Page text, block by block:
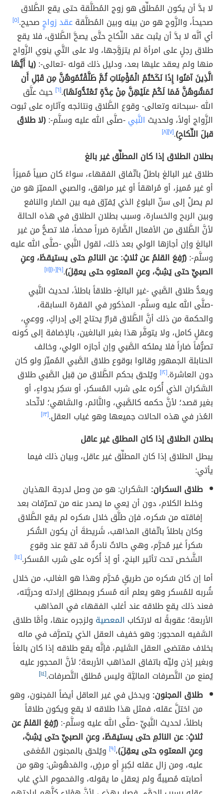
لا بدَّ أن يكون المُطلِّق هو زوج المُطلَّقة حتى يقع الطَّلاق
صحيحاً، والزَّوج هو من بينه وبين المُطلَّقةعقد زواجٍصحيح.[٥]
أي أنَّه لا بدَّ أن يثبت عقد النِّكاح حتَّى يصحَّ الطَّلاق، فلا يقع
طلاق رجلٍ على امرأة لم يتزوَّجها، ولا على التَّي ينوي الزَّواج
منها ولم يعقد عليها بعد، ودليل ذلك قوله -تعالى-:(يا أَيُّهَا
الَّذِينَ آمَنُوا إِذَا نَكَحْتُمُ الْمُؤْمِنَاتِ ثُمَّ طَلَّقْتُمُوهُنَّ مِن قَبْلِ أَن
تَمَسُّوهُنَّ فَمَا لَكُمْ عَلَيْهِنَّ مِنْ عِدَّةٍ تَعْتَدُّونَهَا).[٦]
حيث علَّق
الله -سبحانه وتعالى- وقوع الطَّلاق ونتائجه وآثاره على ثبوت
الزَّواج أولاً، ولحديث النَّبي-صلَّى الله عليه وسلَّم-:(لا طلاقَ
قبلَ النِّكاحِ).[٧] [٨]
بطلان الطلاق إذا كان المطلِّق غير بالغ
طلاق غير البالغ باطلٌ باتّفاق الفقهاء، سواءً كان صبياً مُميزاً
أو غير مُميز، أو مُراهقاً أو غير مراهق، والصبي المميّز هو من
لم يصلْ إلى سنّ البلوغ الذي يُفرّق فيه بين الضار والنافع
وبين الربح والخسارة، وسبب بطلان الطلاق في هذه الحالة
لأنَّ الطَّلاق من الأفعال الضَّارة ضرراً محضاً، فلا تصحُّ من غير
البالغ وإن أجازها الولي بعد ذلك، لقول النَّبي -صلَّى الله عليه
وسلَّم-:(رُفِعَ القلمُ عن ثلاثٍ: عن النائمِ حتى يستيقظَ، وعنِ
الصبيِّ حتى يَشِبَّ، وعنِ المعتوهِ حتى يعقِلَ).[٩] [١٠] [١١]
ويعدُّ طلاق الصَّبي -غير البالغ- طلاقاً باطلاً، لحديث النَّبي
-صلَّى الله عليه وسلَّم- المذكور في الفقرة السابقة،
والحكمة من ذلك أنَّ الطَّلاق قرارٌ يحتاج إلى إدراكٍ، ووعيٍ،
وعقلٍ كامل، ولا يتوفَّر هذا بغير البالغين، بالإضافة إلى كونه
تصرُّفاً ضاراً فلا يملكه الصَّبي وإن أجازه الولي، وخالف
الحنابلة الجمهور وقالوا بوقوع طلاق الصَّبي المُميِّز ولو كان
دون العاشرة.[١٢]
ويُلحق بحكم الطَّلاق من قِبل الصَّبي طلاق
السَّكران الذي أُكره على شرب المُسكر، أو سَكِر بدواءٍ، أو
بغير قصد؛ لأنَّ حكمه كالصَّبي، والنَّائم، والسَّاهي؛ لاتِّحاد
العُذر في هذه الحالات جميعها وهو غياب العقل.[١٣]
بطلان الطلاق إذا كان المطلق غير عاقل
يبطل الطلاق إذا كان المطلِّق غير عاقل، وبيان ذلك فيما
يأتي:
طلاق السكران: السَّكران: هو من وصل لدرجة الهذيان
وخلط الكلام، دون أن يَعي ما يَصدر عنه من تصرّفات بعد
إفاقته من سُكره، فإن طلَّق خلال سُكره لم يقع الطَّلاق
وكان باطلاً باتّفاق المذاهب، شَريطةَ أن يكون السُّكر
سُكراً غير مُحرَّم، وهي حالاتٌ نادرةٌ قد تقع عند وقوع
الشَّخص تحت تأثير البنج، أو إذ أُكره على شرب المُسكر.[١٤]
أما إن كان سُكره من طريقٍ مُحرَّم وهذا هو الغالب، من خلال
شُربه للمُسكر وهو يعلم أنه مُسكر وبمطلق إرادته وحريَّته،
فعند ذلك يقع طلاقه عند أغلب الفقهاء في المذاهب
الأربعة؛ عقوبةً له لارتكاب المعصية ولزجره عنها، وأمَّا طلاق
السَّفيه المحجور: وهو خفيف العقل الذي يتصرَّف في ماله
بخلاف مقتضى العقل السَّليم، فإنَّه يقع طلاقه إذا كان بالغاً
وبغير إذن وليِّه باتفاق المذاهب الأربعة؛ لأنَّ المحجور عليه
يُمنع من التَّصرفات الماليَّة وليس مُطلق التَّصرفات.[١٤]
طلاق المجنون: ويدخل في غير العاقل أيضاً المَجنون، وهو
من اختلَّ عقله، فمثل هذا طلاقه لا يقع ويكون طلاقاً
باطلاً، لحديث النَّبيِّ -صلَّى الله عليه وسلَّم-:(رُفِعَ القلمُ عن
ثلاثٍ: عن النائمِ حتى يستيقظَ، وعنِ الصبيِّ حتى يَشِبَّ،
وعنِ المعتوهِ حتى يعقِلَ)،[٩] ويُلحق بالمجنون المُغمَى
عليه، ومن زال عقله لكِبرٍ أو مرضٍ، والمَدهُوش: وهو من
أصابته مُصيبةٌ ولم يَعقل ما يقوله، والمَحموم الذي غاب